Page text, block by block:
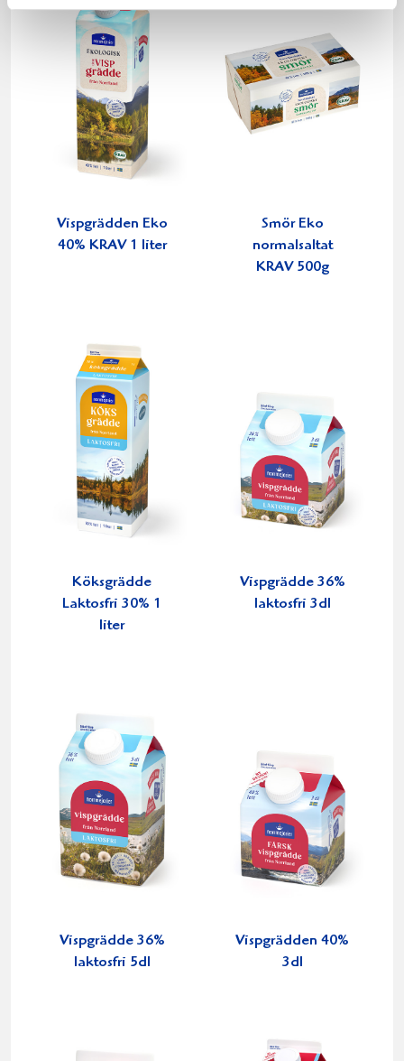
Vispgrädden Eko
40% KRAV 1 liter
Smör Eko
normalsaltat
KRAV 500g
Köksgrädde
Laktosfri 30% 1
liter
Vispgrädde 36%
laktosfri 3dl
Vispgrädde 36%
laktosfri 5dl
Vispgrädden 40%
3dl